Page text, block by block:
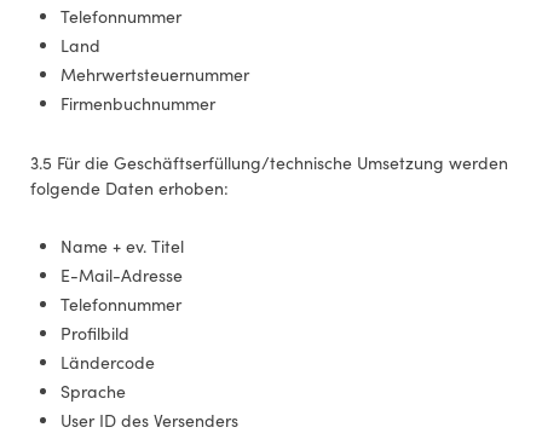
Telefonnummer
Land
Mehrwertsteuernummer
Firmenbuchnummer
3.5 Für die Geschäftserfüllung/technische Umsetzung werden
folgende Daten erhoben:
Name + ev. Titel
E-Mail-Adresse
Telefonnummer
Profilbild
Ländercode
Sprache
User ID des Versenders